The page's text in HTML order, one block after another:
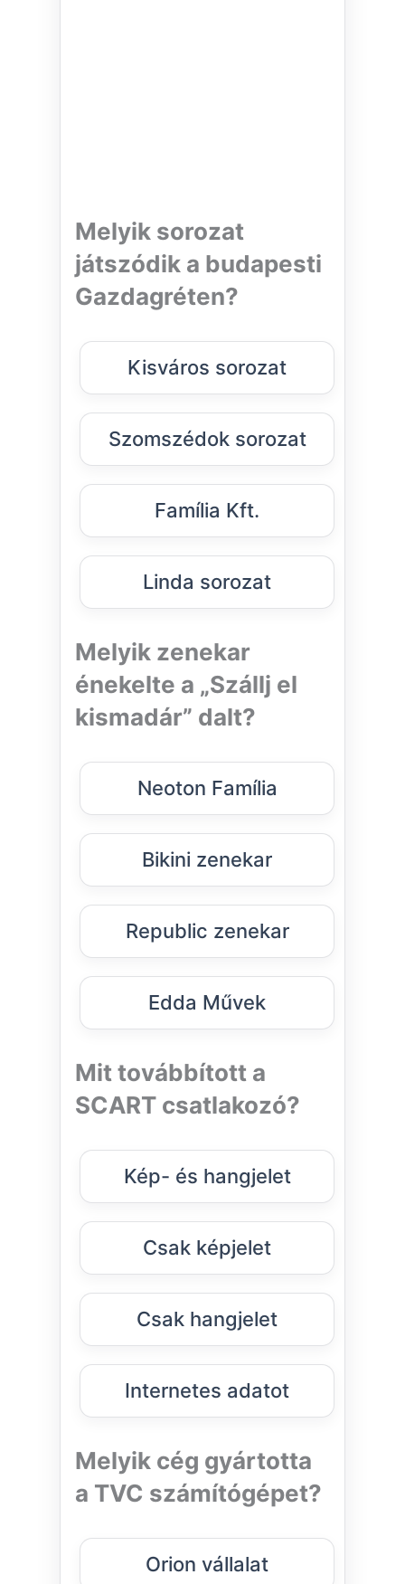
Melyik sorozat
játszódik a budapesti
Gazdagréten?
Kisváros sorozat
Szomszédok sorozat
Família Kft.
Linda sorozat
Melyik zenekar
énekelte a „Szállj el
kismadár” dalt?
Neoton Família
Bikini zenekar
Republic zenekar
Edda Művek
Mit továbbított a
SCART csatlakozó?
Kép- és hangjelet
Csak képjelet
Csak hangjelet
Internetes adatot
Melyik cég gyártotta
a TVC számítógépet?
Orion vállalat